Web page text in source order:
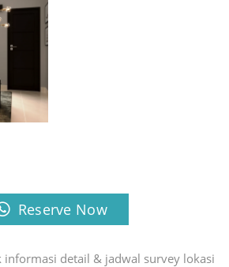
Reserve Now
detail & jadwal survey lokasi